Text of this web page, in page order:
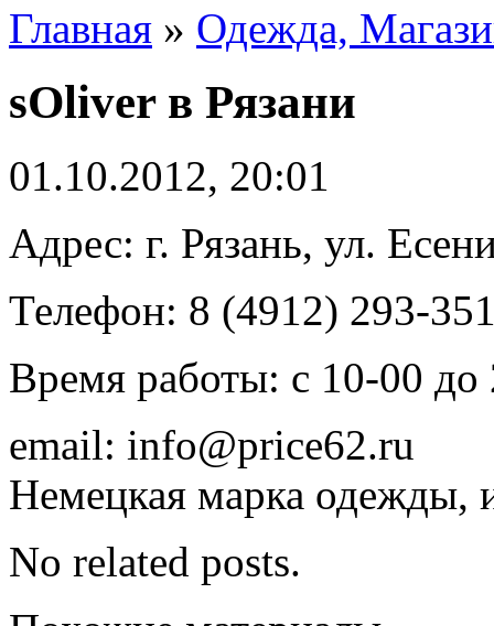
Главная » Одежда,
sOliver в Рязани
01.10.2012, 20:01
Адрес: г. Рязань, ул.
Телефон: 8 (4912) 293-
Время работы: с 10-00 до
email: info@price62.ru
Немецкая марка одежды,
No related posts.